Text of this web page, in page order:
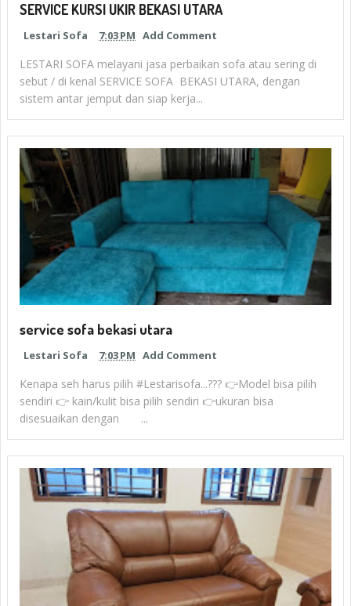
SERVICE KURSI UKIR BEKASI UTARA
Lestari Sofa 7:03 PM Add Comment
LESTARI SOFA melayani jasa perbaikan sofa atau sering di
sebut / di kenal SERVICE SOFA BEKASI UTARA, dengan
sistem antar jemput dan siap kerja...
service sofa bekasi utara
Lestari Sofa 7:03 PM Add Comment
Kenapa seh harus pilih #Lestarisofa...??? 👉Model bisa pilih
sendiri 👉 kain/kulit bisa pilih sendiri 👉ukuran bisa
disesuaikan dengan ...